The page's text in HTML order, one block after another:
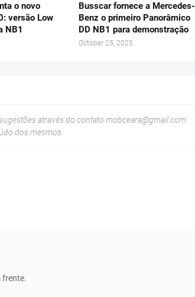
o novo
versão Low
NB1
Busscar fornece a Mercedes-
Benz o primeiro Panorâmico
DD NB1 para demonstração
October 25, 2025
através do contato mobceara@gmail.com.
dos mesmos.
frente.